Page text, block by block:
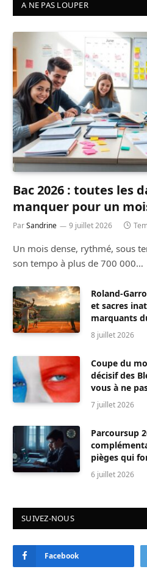
A NE PAS LOUPER
Bac 2026 : toutes les
manquer pour un
ParSandrine 9 juillet 2026
Un mois dense, rythmé, sous
son tempo à plus de 700 000…
Roland-
et sacres
marquants
8 juillet 2026
Coupe du
décisif des
vous à ne
7 juillet 2026
Parcoursup
pièges qui
6 juillet 2026
SUIVEZ-NOUS
Facebook